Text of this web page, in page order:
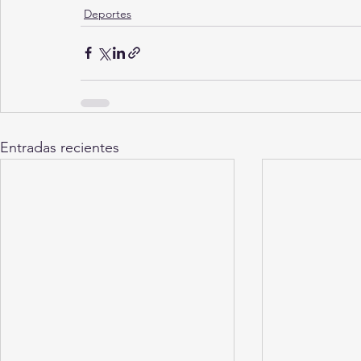
Deportes
Entradas recientes